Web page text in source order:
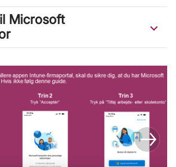
Microsoft